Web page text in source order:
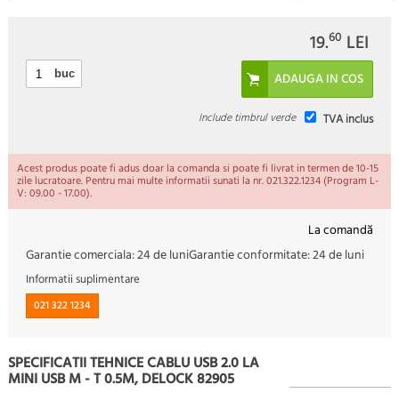
19.60 LEI
buc
TVA inclus
Include timbrul verde
Acest produs poate fi adus doar la comanda si poate fi livrat in termen de 10-15
zile lucratoare. Pentru mai multe informatii sunati la nr. 021.322.1234 (Program L-
V: 09.00 - 17.00).
La comandă
Garantie comerciala:24 de luniGarantie conformitate:24 de luni
Informatii suplimentare
021 322 1234
SPECIFICATII TEHNICE CABLU USB 2.0 LA
MINI USB M - T 0.5M, DELOCK 82905